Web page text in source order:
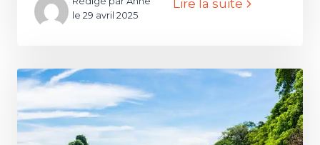
le 29 avril 2025
Lire la suite